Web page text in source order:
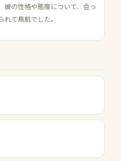
彼の性格や態度について、会っ
て鳥肌でした。